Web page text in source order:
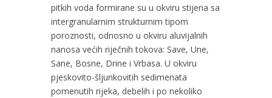
pitkih voda formirane su u okviru stijena sa
intergranularnim strukturnim tipom
poroznosti, odnosno u okviru aluvijalnih
nanosa većih riječnih tokova: Save, Une,
Sane, Bosne, Drine i Vrbasa. U okviru
pjeskovito-šljunkovitih sedimenata
pomenutih rijeka, debelih i po nekoliko